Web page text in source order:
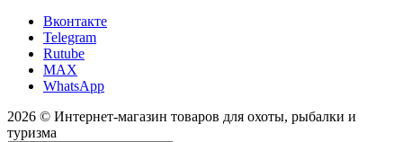
Вконтакте
Telegram
Rutube
MAX
WhatsApp
2026 © Интернет-магазин товаров для охоты, рыбалки и
туризма